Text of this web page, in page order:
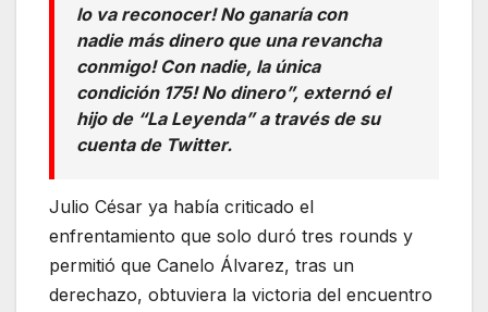
lo va reconocer! No ganaría con
nadie más dinero que una revancha
conmigo! Con nadie, la única
condición 175! No dinero”, externó el
hijo de “La Leyenda” a través de su
cuenta de Twitter.
Julio César ya había criticado el
enfrentamiento que solo duró tres rounds y
permitió que Canelo Álvarez, tras un
derechazo, obtuviera la victoria del encuentro